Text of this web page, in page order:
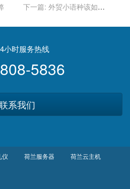
下一篇: 外贸小语种该如何
小时服务热线
5836
系我们
仪 荷兰服务器 荷兰云主机